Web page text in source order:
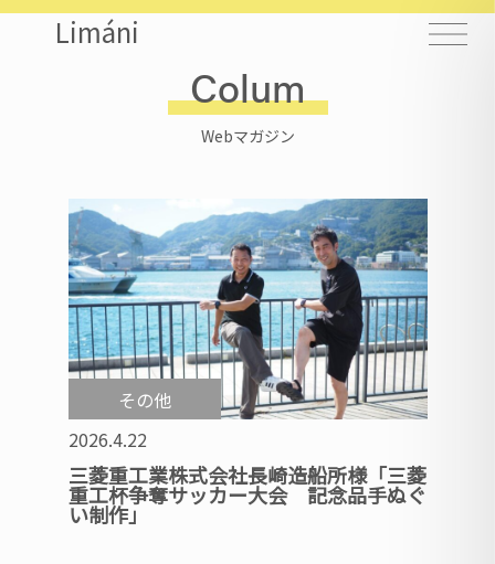
Limáni
Colum
Webマガジン
その他
2026.4.22
三菱重工業株式会社長崎造船所様「三菱
重工杯争奪サッカー大会 記念品手ぬぐ
い制作」